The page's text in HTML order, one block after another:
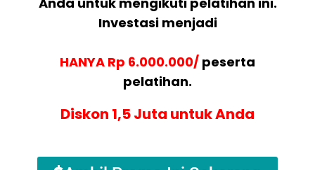
Investasi menjadi
HANYA Rp 6.000.000/ peserta
pelatihan.
Diskon 1,5 Juta untuk Anda